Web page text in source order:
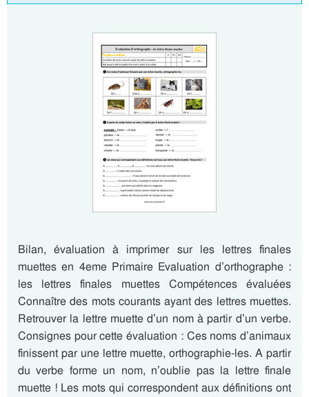
Bilan, évaluation à imprimer sur les lettres finales
muettes en 4eme Primaire Evaluation d’orthographe :
les lettres finales muettes Compétences évaluées
Connaître des mots courants ayant des lettres muettes.
Retrouver la lettre muette d’un nom à partir d’un verbe.
Consignes pour cette évaluation : Ces noms d’animaux
finissent par une lettre muette, orthographie-les. A partir
du verbe forme un nom, n’oublie pas la lettre finale
muette ! Les mots qui correspondent aux définitions ont